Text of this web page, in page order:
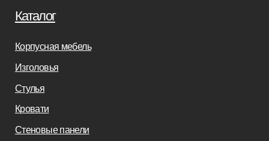
Салонам
Заказать звонок
+7(812)245-65-88